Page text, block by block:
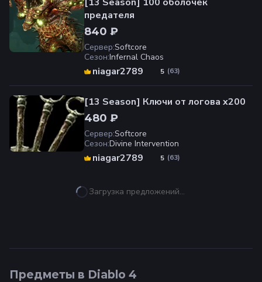
предателя
840 ₽
Сервер:Softcore
Сезон:Infernal Chaos
niagar2789 (63)
5
[13 Season] Ключи от логова x200
480 ₽
Сервер:Softcore
Сезон:Divine Intervention
niagar2789 (63)
5
Загрузка предложений…
Предметы в Diablo 4